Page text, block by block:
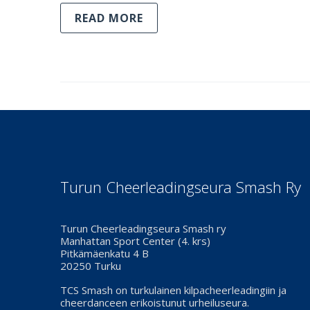
READ MORE
Turun Cheerleadingseura Smash Ry
Turun Cheerleadingseura Smash ry
Manhattan Sport Center (4. krs)
Pitkämäenkatu 4 B
20250 Turku
TCS Smash on turkulainen kilpacheerleadingiin ja
cheerdanceen erikoistunut urheiluseura.